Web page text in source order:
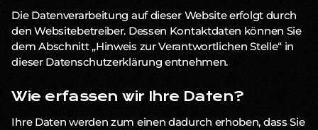
Die Datenverarbeitung auf dieser Website erfolgt durch
den Websitebetreiber. Dessen Kontaktdaten können Sie
dem Abschnitt „Hinweis zur Verantwortlichen Stelle“ in
dieser Datenschutzerklärung entnehmen.
Wie erfassen wir Ihre Daten?
Ihre Daten werden zum einen dadurch erhoben, dass Sie